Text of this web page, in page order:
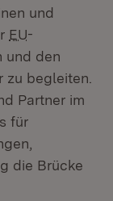
und
EU-
und den
zu begleiten.
Partner im
für
die Brücke